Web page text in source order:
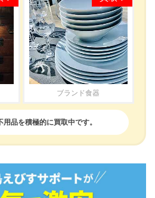
ブランド食器
品を積極的に買取中です。